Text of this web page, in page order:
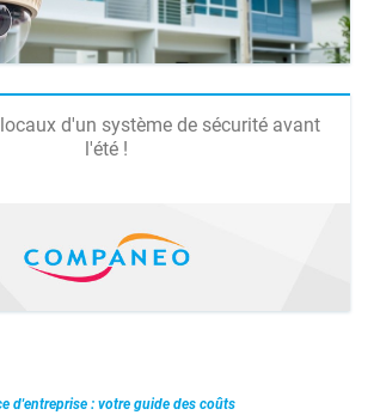
d'un système de sécurité avant
l'été !
d'entreprise : votre guide des coûts